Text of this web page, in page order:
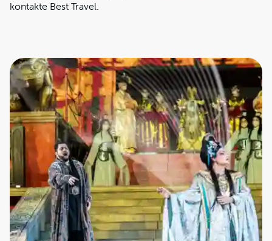
kontakte Best Travel.